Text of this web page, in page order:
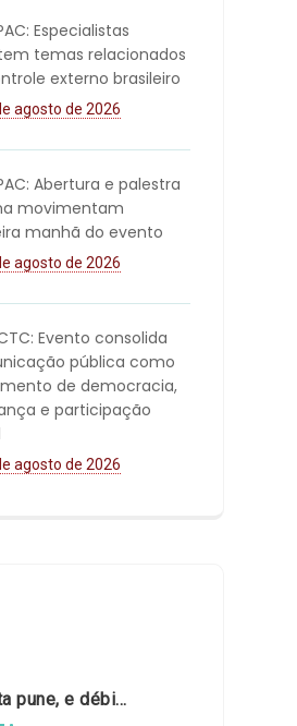
Especialistas
temas relacionados
externo brasileiro
agosto de 2026
Abertura e palestra
movimentam
manhã do evento
agosto de 2026
Evento consolida
pública como
de democracia,
e participação
agosto de 2026
§ 3º do art. 71 da Constituição: um problema de legística formal